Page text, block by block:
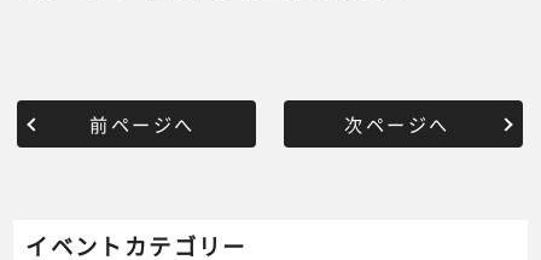
前ページへ 次ページへ
イベントカテゴリー